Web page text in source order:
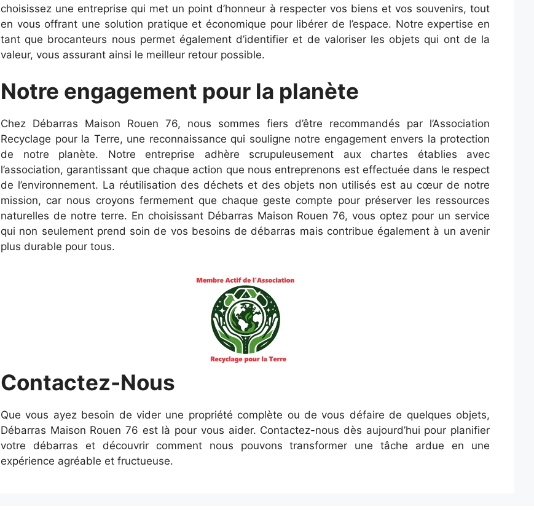
choisissez une entreprise qui met un point d’honneur à respecter vos biens et vos souvenirs, tout
en vous offrant une solution pratique et économique pour libérer de l’espace. Notre expertise en
tant que brocanteurs nous permet également d’identifier et de valoriser les objets qui ont de la
valeur, vous assurant ainsi le meilleur retour possible.
Notre engagement pour la planète
Chez Débarras Maison Rouen 76, nous sommes fiers d’être recommandés par l’Association
Recyclage pour la Terre, une reconnaissance qui souligne notre engagement envers la protection
de notre planète. Notre entreprise adhère scrupuleusement aux chartes établies avec
l’association, garantissant que chaque action que nous entreprenons est effectuée dans le respect
de l’environnement. La réutilisation des déchets et des objets non utilisés est au cœur de notre
mission, car nous croyons fermement que chaque geste compte pour préserver les ressources
naturelles de notre terre. En choisissant Débarras Maison Rouen 76, vous optez pour un service
qui non seulement prend soin de vos besoins de débarras mais contribue également à un avenir
plus durable pour tous.
Contactez-Nous
Que vous ayez besoin de vider une propriété complète ou de vous défaire de quelques objets,
Débarras Maison Rouen 76 est là pour vous aider. Contactez-nous dès aujourd’hui pour planifier
votre débarras et découvrir comment nous pouvons transformer une tâche ardue en une
expérience agréable et fructueuse.